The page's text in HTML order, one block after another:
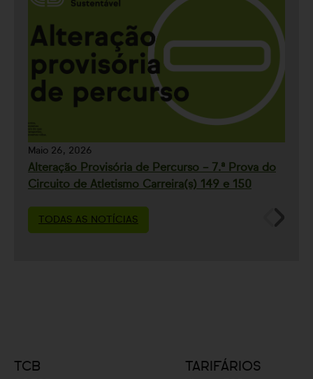
Alteração Provisória de Percurso – 7.ª Prova do
Circuito de Atletismo Carreira(s) 149 e 150
Maio 26, 2026
TODAS AS NOTÍCIAS
TCB TARIFÁRIOS